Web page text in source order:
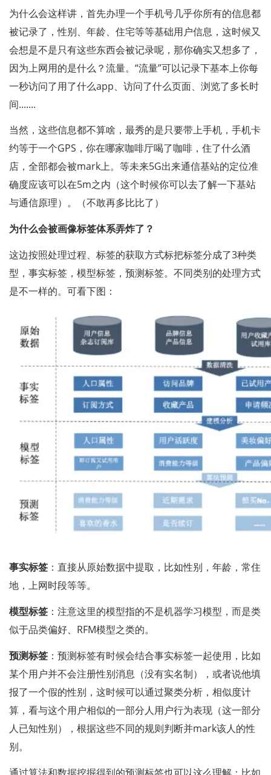
为什么会这样讲，首先办理一个手机号几乎你所有的信息都
被记录了，性别、年龄、住宅等等基础用户信息，这时候又
会想是不是只有这些东西会被记录呢，那你确实又想多了，
因为上网用的是什么？流量。“流量”可以记录下基本上你每
一秒访问了用了什么app、访问了什么页面、浏览了多长时
间.......
当然，这些信息都不算啥，最秀的是只要带上手机，手机卡
约等于一个GPS，你在哪家咖啡厅喝了咖啡，住了什么酒
店，全部都会被mark上。等未来5G出来通信基站的定位准
确度应该可以在5m之内（这个时候你可以去了解一下基站
与通信原理）。（不敢再多比比了）
为什么会被画像标签体系弄炸了？
这边按照处理过程、标签的获取方式标把标签分成了3种类
型，事实标签，模型标签，预测标签。不同类别的处理方式
是不一样的。可看下图：
事实标签 ：直接从原始数据中提取，比如性别，年龄，常住
地，上网时段等等。
模型标签 ：注意这里的模型指的不是机器学习模型，而是类
似于品类偏好、RFM模型之类的。
预测标签 ：预测标签有时候会结合事实标签一起使用，比如
某个用户并不会注册性别消息（没有实名制），或者说他填
报了一个假的性别，这时候可以通过聚类分析，相似度计
算，看与这个用户相似的一部分人用户行为表现（这一部分
人已知性别），根据这些不同的规则判断并mark该人的性
别。